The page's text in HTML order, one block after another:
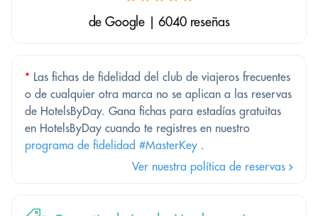
de Google | 6040 reseñas
* Las fichas de fidelidad del club de viajeros frecuentes
o de cualquier otra marca no se aplican a las reservas
de HotelsByDay. Gana fichas para estadías gratuitas
en HotelsByDay cuando te registres en nuestro
programa de fidelidad #MasterKey .
Ver nuestra política de reservas